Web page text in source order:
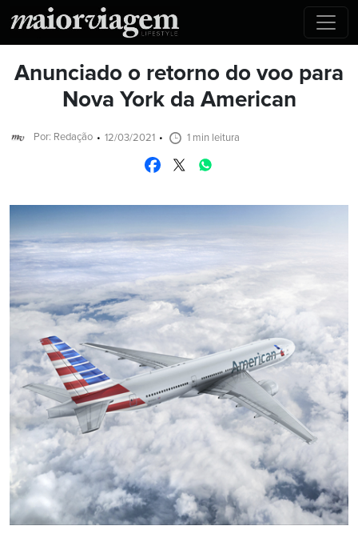
Anunciado o retorno do voo para
Nova York da American
Por: Redação 12/03/2021 1 min leitura